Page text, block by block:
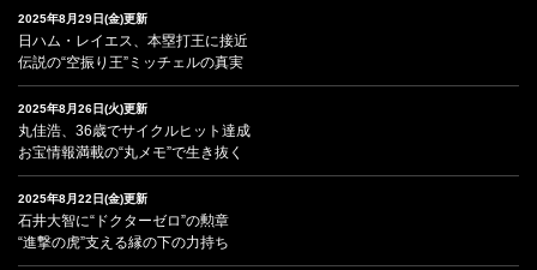
2025年8月29日(金)更新
日ハム・レイエス、本塁打王に接近
伝説の“空振り王”ミッチェルの真実
2025年8月26日(火)更新
丸佳浩、36歳でサイクルヒット達成
お宝情報満載の“丸メモ”で生き抜く
2025年8月22日(金)更新
石井大智に“ドクターゼロ”の勲章
“進撃の虎”支える縁の下の力持ち